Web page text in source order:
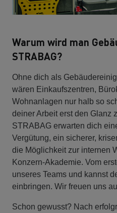
Warum wird man
STRABAG?
Ohne dich als
wären Einkaufszentren,
Wohnanlagen nur halb so
deiner Arbeit erst den Glanz
STRABAG erwarten dich
Vergütung, ein sicherer,
die Möglichkeit zur internen
Konzern-Akademie. Vom
unseres Teams und kannst
einbringen. Wir freuen uns
Schon gewusst? Nach